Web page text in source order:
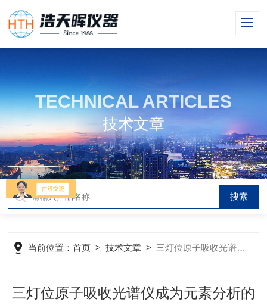
TECHNICAL ARTICLES
技术文章
当前位置：首页 >技术文章 > 三灯位原子吸收光谱仪成为元素分析的之眼
三灯位原子吸收光谱仪成为元素分析的